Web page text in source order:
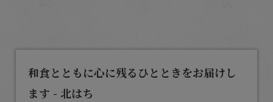
和食とともに心に残るひとときをお届けし
ます - 北はち